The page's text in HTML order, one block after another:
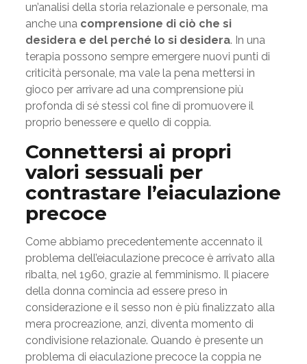
un’analisi della storia relazionale e personale, ma
anche una comprensione di ciò che si
desidera e del perché lo si desidera. In una
terapia possono sempre emergere nuovi punti di
criticità personale, ma vale la pena mettersi in
gioco per arrivare ad una comprensione più
profonda di sé stessi col fine di promuovere il
proprio benessere e quello di coppia.
Connettersi ai propri
valori sessuali per
contrastare l’eiaculazione
precoce
Come abbiamo precedentemente accennato il
problema dell’eiaculazione precoce è arrivato alla
ribalta, nel 1960, grazie al femminismo. Il piacere
della donna comincia ad essere preso in
considerazione e il sesso non è più finalizzato alla
mera procreazione, anzi, diventa momento di
condivisione relazionale. Quando è presente un
problema di eiaculazione precoce la coppia ne